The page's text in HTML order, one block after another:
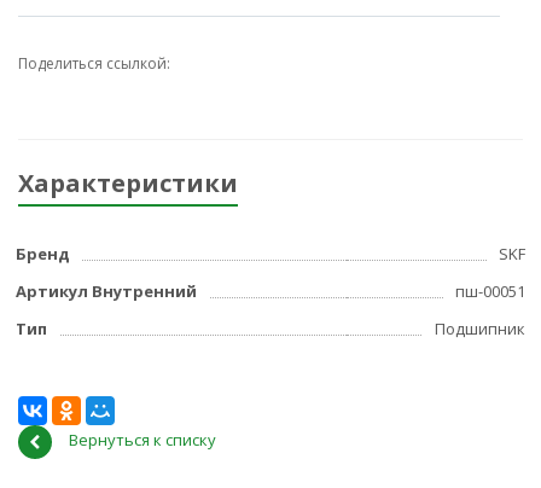
Поделиться ссылкой:
Характеристики
Бренд
SKF
Артикул Внутренний
пш-00051
Тип
Подшипник
Вернуться к списку